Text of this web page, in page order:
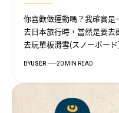
你喜歡做運動嗎？我確實是
去日本旅行時，當然是要
去玩單板滑雪(スノーボー
BYUSER 20 MIN READ